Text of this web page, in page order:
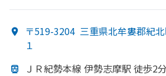
〒519-3204 三重県北牟婁郡紀
１
ＪＲ紀勢本線 伊勢志摩駅 徒歩2